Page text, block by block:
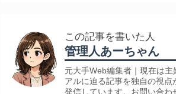
この記事を書いた人
管理人あーちゃん
元大手Web編集者｜現在は主
アルに迫る記事を独自の視点
発信しています。お問い合わ